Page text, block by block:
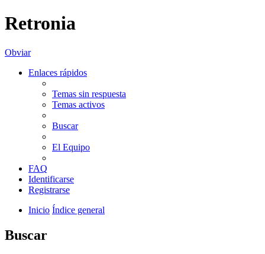
Retronia
Obviar
Enlaces rápidos
Temas sin respuesta
Temas activos
Buscar
El Equipo
FAQ
Identificarse
Registrarse
Inicio Índice general
Buscar